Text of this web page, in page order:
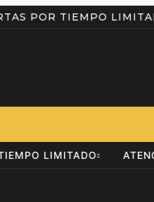
POR TIEMPO
TIEMPO LIMITADO